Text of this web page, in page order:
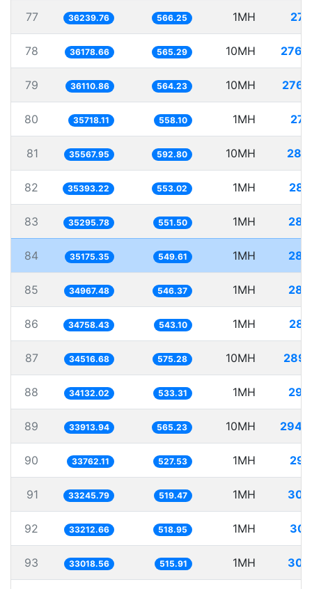
77 36239.76 566.25 1MH
78 36178.66 565.29 10MH
79 36110.86 564.23 10MH
80 35718.11 558.10 1MH
81 35567.95 592.80 10MH
82 35393.22 553.02 1MH
83 35295.78 551.50 1MH
84 35175.35 549.61 1MH
85 34967.48 546.37 1MH
86 34758.43 543.10 1MH
87 34516.68 575.28 10MH
88 34132.02 533.31 1MH
89 33913.94 565.23 10MH
90 33762.11 527.53 1MH
91 33245.79 519.47 1MH
92 33212.66 518.95 1MH
93 33018.56 515.91 1MH